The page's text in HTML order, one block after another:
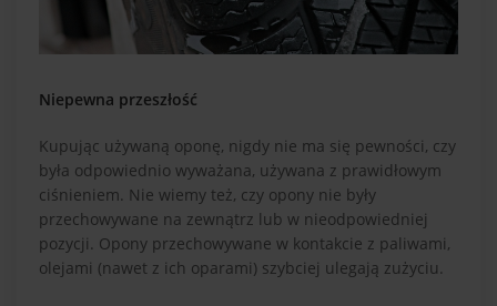
Niepewna przeszłość
Kupując używaną oponę, nigdy nie ma się pewności, czy
była odpowiednio wyważana, używana z prawidłowym
ciśnieniem. Nie wiemy też, czy opony nie były
przechowywane na zewnątrz lub w nieodpowiedniej
pozycji. Opony przechowywane w kontakcie z paliwami,
olejami (nawet z ich oparami) szybciej ulegają zużyciu.